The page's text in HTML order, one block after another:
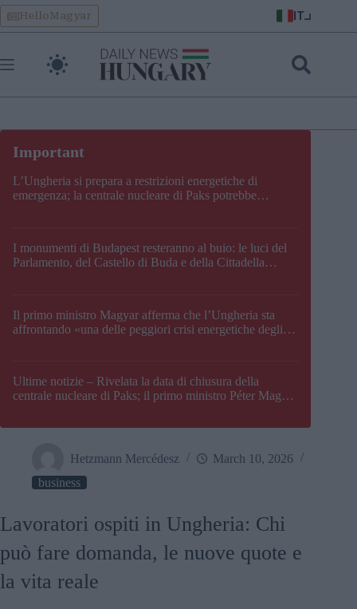
Skip
to
content
HelloMagyar IT
L’Ungheria si prepara a restrizioni energetiche di
emergenza; la centrale nucleare di Paks potrebbe
I monumenti di Budapest resteranno al buio: le luci del
Parlamento, del Castello di Buda e della Cittadella
Il primo ministro Magyar afferma che l’Ungheria sta
affrontando «una delle peggiori crisi energetiche degli
Ultime notizie – Rivelata la data di chiusura della
centrale nucleare di Paks; il primo ministro Péter Magyar
Hetzmann Mercédesz
March 10, 2026
business
Lavoratori ospiti in Ungheria: Chi
può fare domanda, le nuove quote e
la vita reale